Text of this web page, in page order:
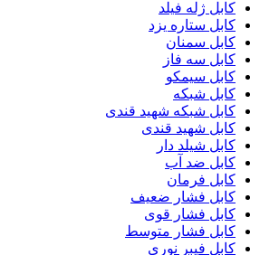
کابل ژله فیلد
کابل ستاره یزد
کابل سمنان
کابل سه فاز
کابل سیمکو
کابل شبکه
کابل شبکه شهید قندی
کابل شهید قندی
کابل شیلد دار
کابل ضد آب
کابل فرمان
کابل فشار ضعیف
کابل فشار قوی
کابل فشار متوسط
کابل فیبر نوری